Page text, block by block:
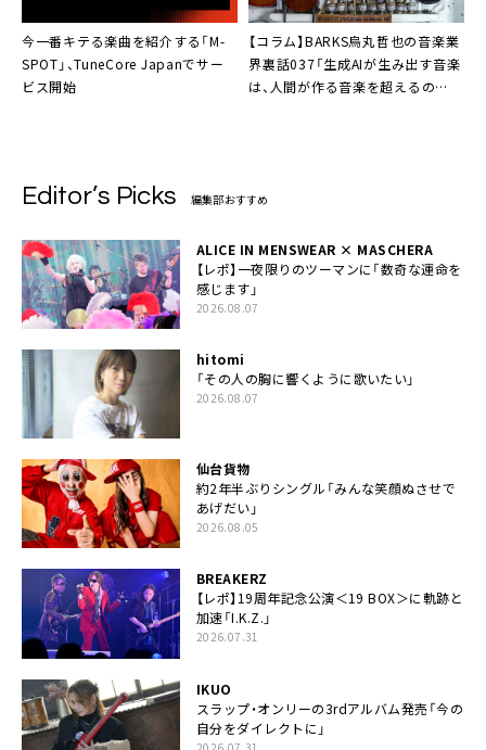
今一番キテる楽曲を紹介する「M-
SPOT」、TuneCore Japanでサー
ビス開始
【コラム】BARKS烏丸哲也の音楽業
界裏話037「生成AIが生み出す音楽
は、人間が作る音楽を超えるの
Editor’s Picks 編集部おすすめ
ALICE IN MENSWEAR × MASCHERA
【レポ】一夜限りのツーマンに「数奇な運命を
感じます」
2026.08.07
hitomi
「その人の胸に響くように歌いたい」
2026.08.07
仙台貨物
約2年半ぶりシングル「みんな笑顔ぬさせで
あげだい」
2026.08.05
BREAKERZ
【レポ】19周年記念公演＜19 BOX＞に軌跡と
加速「I.K.Z.」
2026.07.31
IKUO
スラップ・オンリーの3rdアルバム発売「今の
自分をダイレクトに」